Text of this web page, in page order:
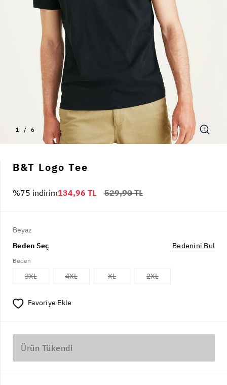
1 / 6
B&T Logo Tee
529,90 TL
%75 indirim134,96 TL
Beyaz
Beden Seç
Bedenini Bul
Beden
3XL 4XL XL 2XL
Favoriye Ekle
Ürün Tükendi